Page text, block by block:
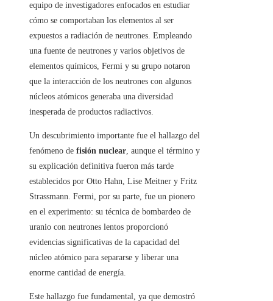
equipo de investigadores enfocados en estudiar
cómo se comportaban los elementos al ser
expuestos a radiación de neutrones. Empleando
una fuente de neutrones y varios objetivos de
elementos químicos, Fermi y su grupo notaron
que la interacción de los neutrones con algunos
núcleos atómicos generaba una diversidad
inesperada de productos radiactivos.
Un descubrimiento importante fue el hallazgo del
fenómeno de fisión nuclear, aunque el término y
su explicación definitiva fueron más tarde
establecidos por Otto Hahn, Lise Meitner y Fritz
Strassmann. Fermi, por su parte, fue un pionero
en el experimento: su técnica de bombardeo de
uranio con neutrones lentos proporcionó
evidencias significativas de la capacidad del
núcleo atómico para separarse y liberar una
enorme cantidad de energía.
Este hallazgo fue fundamental, ya que demostró